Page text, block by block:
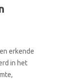
erkende
in het